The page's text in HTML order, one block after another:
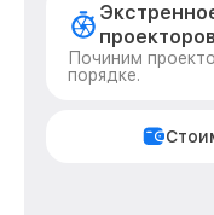
проекторов
Починим
порядке.